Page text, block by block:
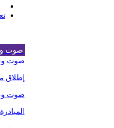
صوت
صوت
إطلاق
صوت